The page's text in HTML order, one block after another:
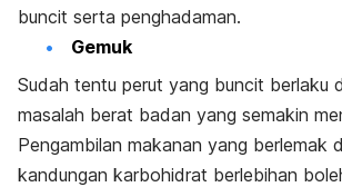
buncit serta penghadaman.
Gemuk
Sudah tentu perut yang buncit berlaku
masalah berat badan yang semakin
Pengambilan makanan yang berlemak
kandungan karbohidrat berlebihan